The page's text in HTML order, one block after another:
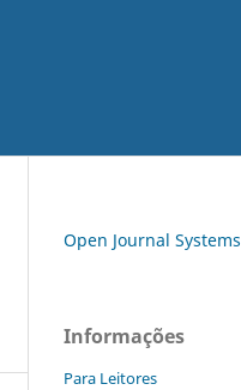
Open Journal Systems
Informações
Para Leitores